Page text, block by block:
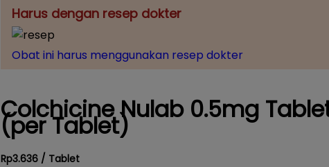
Harus dengan resep dokter
Obat ini harus menggunakan resep dokter
Colchicine Nulab 0.5mg
(per Tablet)
Rp3.636 / Tablet